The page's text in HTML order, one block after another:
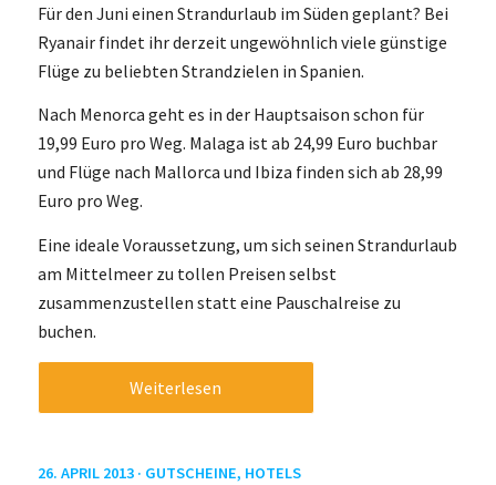
Für den Juni einen Strandurlaub im Süden geplant? Bei
Ryanair findet ihr derzeit ungewöhnlich viele günstige
Flüge zu beliebten Strandzielen in Spanien.
Nach Menorca geht es in der Hauptsaison schon für
19,99 Euro pro Weg. Malaga ist ab 24,99 Euro buchbar
und Flüge nach Mallorca und Ibiza finden sich ab 28,99
Euro pro Weg.
Eine ideale Voraussetzung, um sich seinen Strandurlaub
am Mittelmeer zu tollen Preisen selbst
zusammenzustellen statt eine Pauschalreise zu
buchen.
Weiterlesen
26. APRIL 2013 · GUTSCHEINE, HOTELS